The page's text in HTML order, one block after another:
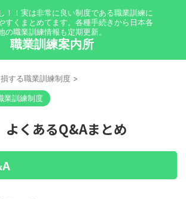
！！実は非常に良い制度である職業訓練に
すくまとめてます。各種手続きから日本各
の職業訓練情報も定期更新。
職業訓練案内所
する職業訓練制度 >
業訓練制度
よくあるQ&Aまとめ